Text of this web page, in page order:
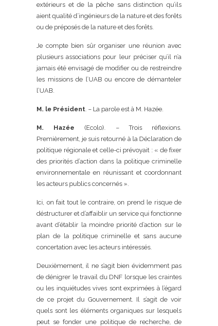
extérieurs et de la pêche sans distinction qu’ils
aient qualité d’ingénieurs de la nature et des forêts
ou de préposés de la nature et des forêts.
Je compte bien sûr organiser une réunion avec
plusieurs associations pour leur préciser qu’il n’a
jamais été envisagé de modifier ou de restreindre
les missions de l’UAB ou encore de démanteler
l’UAB.
M. le Président. – La parole est à M. Hazée.
M. Hazée (Ecolo). – Trois réflexions.
Premièrement, je suis retourné à la Déclaration de
politique régionale et celle-ci prévoyait : « de fixer
des priorités d’action dans la politique criminelle
environnementale en réunissant et coordonnant
les acteurs publics concernés ».
Ici, on fait tout le contraire, on prend le risque de
déstructurer et d’affaiblir un service qui fonctionne
avant d’établir la moindre priorité d’action sur le
plan de la politique criminelle et sans aucune
concertation avec les acteurs intéressés.
Deuxièmement, il ne s’agit bien évidemment pas
de dénigrer le travail du DNF lorsque les craintes
ou les inquiétudes vives sont exprimées à l’égard
de ce projet du Gouvernement. Il s’agit de voir
quels sont les éléments organiques sur lesquels
peut se fonder une politique de recherche, de